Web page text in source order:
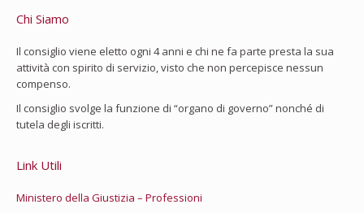
Chi Siamo
Il consiglio viene eletto ogni 4 anni e chi ne fa parte presta la sua
attività con spirito di servizio, visto che non percepisce nessun
compenso.
Il consiglio svolge la funzione di “organo di governo” nonché di
tutela degli iscritti.
Link Utili
Ministero della Giustizia – Professioni